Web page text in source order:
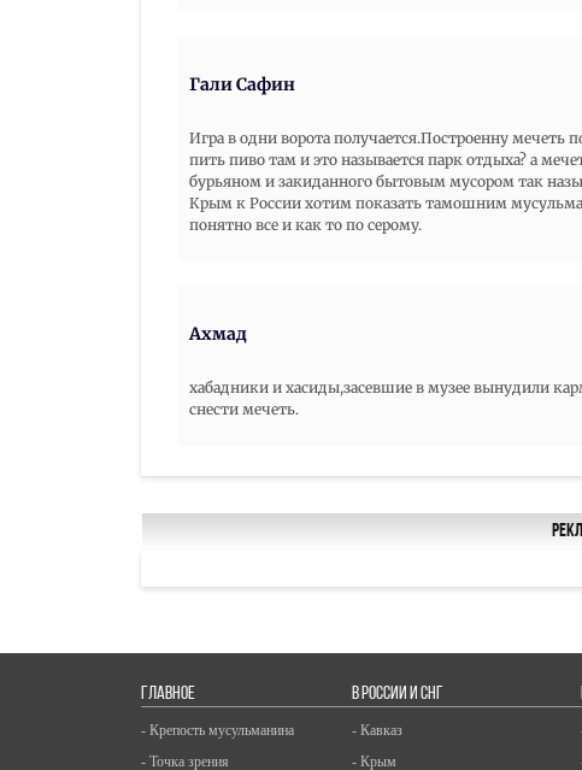
Гали Сафин
Игра в одни ворота получается.Построенну мечеть
пить пиво там и это называется парк отдыха? а
бурьяном и закиданного бытовым мусором так
Крым к России хотим показать тамошним
понятно все и как то по серому.
Ахмад
хабадники и хасиды,засевшие в музее вынудили
снести мечеть.
ГЛАВНОЕ
- Крепость мусульманина
- Точка зрения
В РОССИИ И СНГ
- Кавказ
- Крым